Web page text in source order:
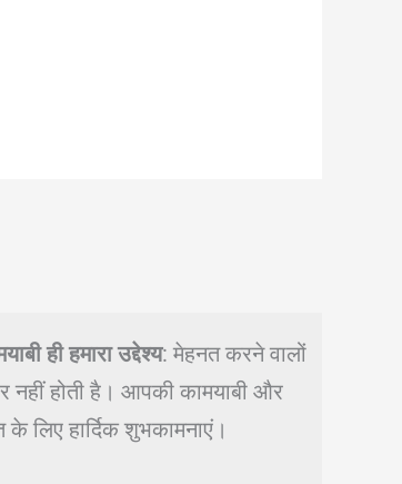
ही हमारा उद्देश्य: मेहनत करने वालों
नहीं होती है। आपकी कामयाबी और
के लिए हार्दिक शुभकामनाएं।